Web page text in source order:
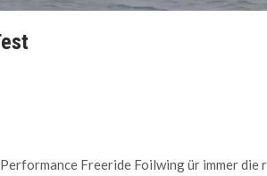
Freeride Foilwing ür immer die